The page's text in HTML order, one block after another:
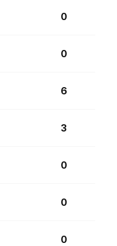
0
0
6
3
0
0
0